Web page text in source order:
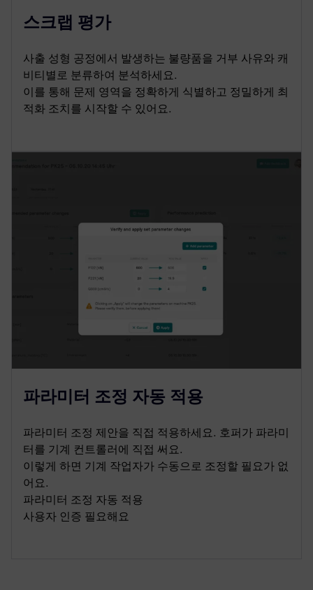
스크랩 평가
사출 성형 공정에서 발생하는 불량품을 거부 사유와 캐
비티별로 분류하여 분석하세요.
이를 통해 문제 영역을 정확하게 식별하고 정밀하게 최
적화 조치를 시작할 수 있어요.
파라미터 조정 자동 적용
파라미터 조정 제안을 직접 적용하세요. 호퍼가 파라미
터를 기계 컨트롤러에 직접 써요.
이렇게 하면 기계 작업자가 수동으로 조정할 필요가 없
어요.
파라미터 조정 자동 적용
사용자 인증 필요해요